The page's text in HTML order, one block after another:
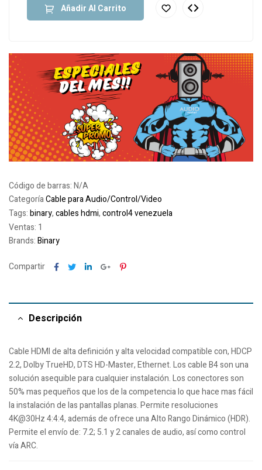
Añadir Al Carrito
Código de barras:N/A
CategoríaCable para Audio/Control/Video
Tags:binary,cables hdmi,control4 venezuela
Ventas: 1
Brands:Binary
Compartir Facebook
TwitterLinkedinGoogle+Pinterest
Descripción
Cable HDMI de alta definición y alta velocidad compatible con, HDCP
2.2, Dolby TrueHD, DTS HD-Master, Ethernet. Los cable B4 son una
solución asequible para cualquier instalación. Los conectores son
50% mas pequeños que los de la competencia lo que hace mas fácil
la instalación de las pantallas planas. Permite resoluciones
4K@30Hz 4:4:4, además de ofrece una Alto Rango Dinámico (HDR).
Permite el envío de: 7.2; 5.1 y 2 canales de audio, así como control
vía ARC.